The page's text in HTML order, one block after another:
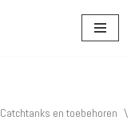
Catchtanks en toebehoren \